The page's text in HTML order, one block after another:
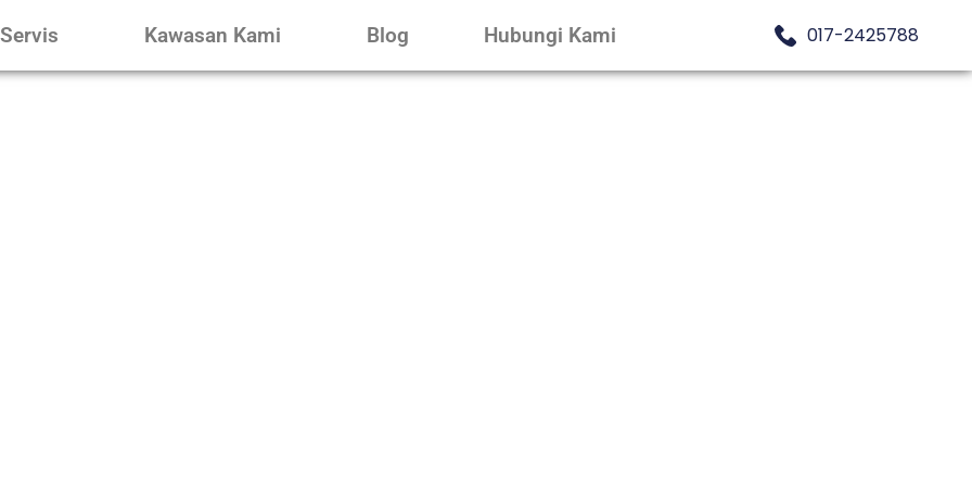
Servis Kawasan Kami Blog Hubungi Kami 017-2425788